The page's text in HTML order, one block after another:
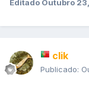
Editado Outubro
clik
Publicado: